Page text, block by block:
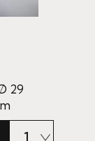
29